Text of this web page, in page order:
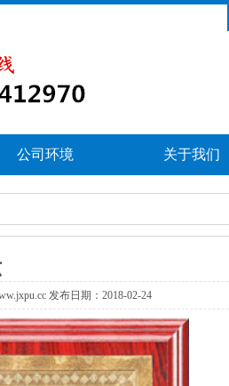
公司环境 关于我们
发布日期：2018-02-24